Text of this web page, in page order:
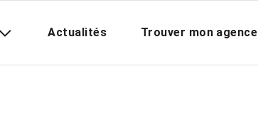
Actualités Trouver mon agence